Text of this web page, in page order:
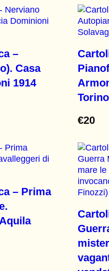
–
Casa
1914
€20
– Prima